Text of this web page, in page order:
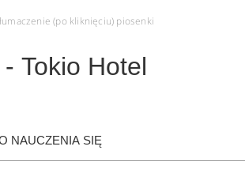
(po kliknięciu) piosenki
Tokio Hotel
NAUCZENIA SIĘ